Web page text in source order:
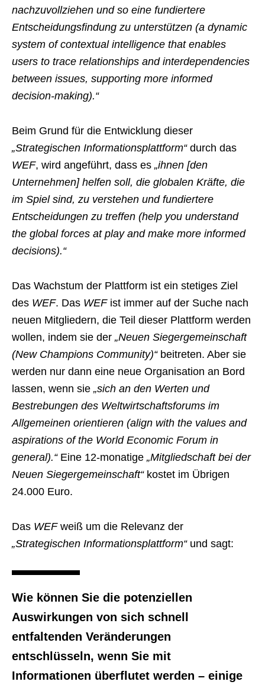
nachzuvollziehen und so eine fundiertere
Entscheidungsfindung zu unterstützen (a dynamic
system of contextual intelligence that enables
users to trace relationships and interdependencies
between issues, supporting more informed
decision-making).“
Beim Grund für die Entwicklung dieser
„Strategischen Informationsplattform“durch das
WEF, wird angeführt, dass es „ihnen [den
Unternehmen] helfen soll, die globalen Kräfte, die
im Spiel sind, zu verstehen und fundiertere
Entscheidungen zu treffen (help you understand
the global forces at play and make more informed
decisions).“
Das Wachstum der Plattform ist ein stetiges Ziel
des WEF. Das WEFist immer auf der Suche nach
neuen Mitgliedern, die Teil dieser Plattform werden
wollen, indem sie der „Neuen Siegergemeinschaft
(New Champions Community)“beitreten. Aber sie
werden nur dann eine neue Organisation an Bord
lassen, wenn sie „sich an den Werten und
Bestrebungen des Weltwirtschaftsforums im
Allgemeinen orientieren (align with the values and
aspirations of the World Economic Forum in
general).“Eine 12-monatige „Mitgliedschaft bei der
Neuen Siegergemeinschaft“kostet im Übrigen
24.000 Euro.
Das WEFweiß um die Relevanz der
„Strategischen Informationsplattform“und sagt:
Wie können Sie die potenziellen
Auswirkungen von sich schnell
entfaltenden Veränderungen
entschlüsseln, wenn Sie mit
Informationen überflutet werden – einige